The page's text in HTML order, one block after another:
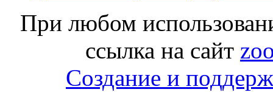
При любом
ссылка на сайт
Создание и